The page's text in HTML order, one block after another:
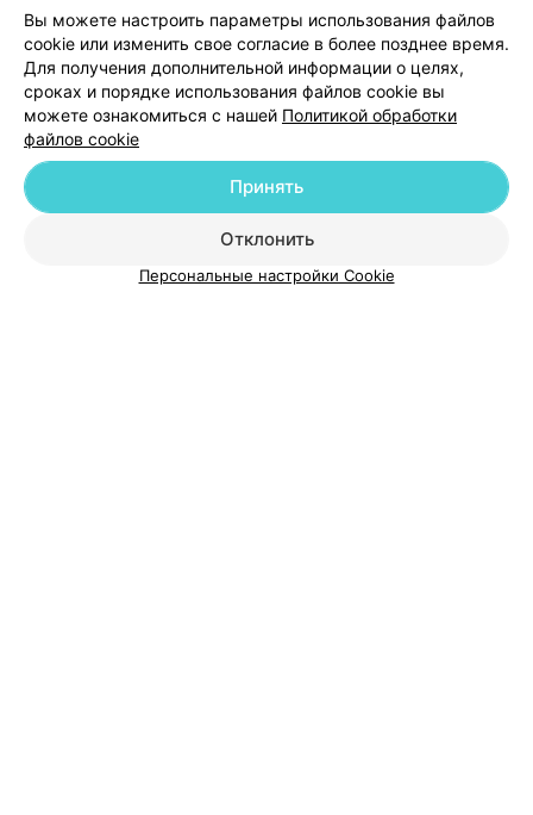
Добавить компанию
Вы можете настроить параметры использования файлов
cookie или изменить свое согласие в более позднее время.
Для получения дополнительной информации о целях,
сроках и порядке использования файлов cookie вы
можете ознакомиться с нашей Политикой обработки
файлов cookie
Отклонить
Принять
Персональные настройки Cookie